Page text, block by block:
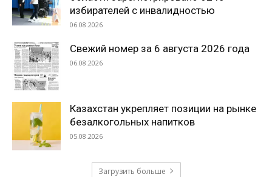
избирателей с инвалидностью
06.08.2026
Свежий номер за 6 августа 2026 года
06.08.2026
Казахстан укрепляет позиции на рынке
безалкогольных напитков
05.08.2026
Загрузить больше